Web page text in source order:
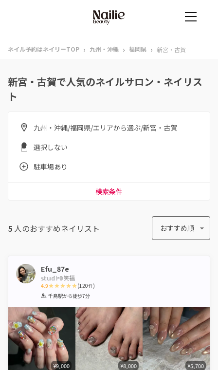
ネイル予約はネイリーTOP › 九州・沖縄 › 福岡県 › 新宮・古賀
新宮・古賀で人気のネイルサロン・ネイリス
ト
九州・沖縄/福岡県/エリアから選ぶ/新宮・古賀
選択しない
駐車場あり
検索条件
5 人のおすすめネイリスト おすすめ順
Efu_87e
𝕤𝕥𝕦𝕕𝕚ᵉ𝟘笑福
4.9
1 2 3 4 5
(120件)
千鳥駅から徒歩7分
¥9,000 ¥8,000 ¥5,700